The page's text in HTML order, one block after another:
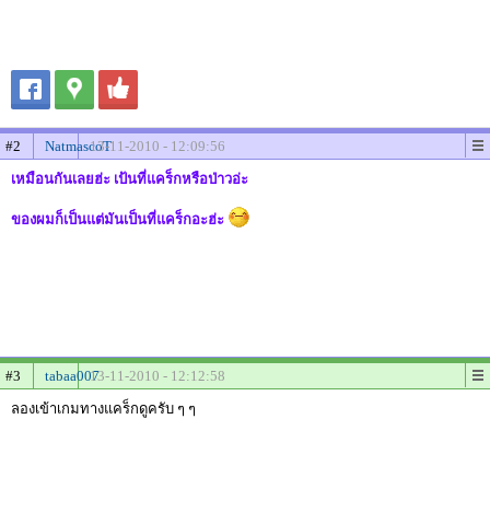
#2 NatmascoT13-11-2010 - 12:09:56
เหมือนกันเลยฮ่ะ เป้นที่แคร็กหรือป่าวอ่ะ
ของผมก็เป็นแต่มันเป็นที่แคร็กอะฮ่ะ
#3 tabaa00713-11-2010 - 12:12:58
ลองเข้าเกมทางแคร็กดูครับ ๆ ๆ